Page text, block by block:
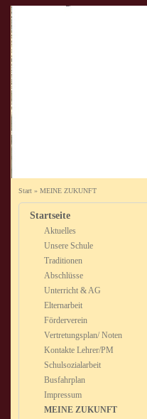
Start» MEINE ZUKUNFT
Startseite
Aktuelles
Unsere Schule
Traditionen
Abschlüsse
Unterricht & AG
Elternarbeit
Förderverein
Vertretungsplan/ Noten
Kontakte Lehrer/PM
Schulsozialarbeit
Busfahrplan
Impressum
MEINE ZUKUNFT